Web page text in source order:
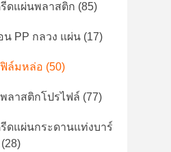
รีดแผ่นพลาสติก (85)
น PP กลวง แผ่น (17)
ฟิล์มหล่อ (50)
พลาสติกโปรไฟล์ (77)
รีดแผ่นกระดานแท่งบาร์
(28)